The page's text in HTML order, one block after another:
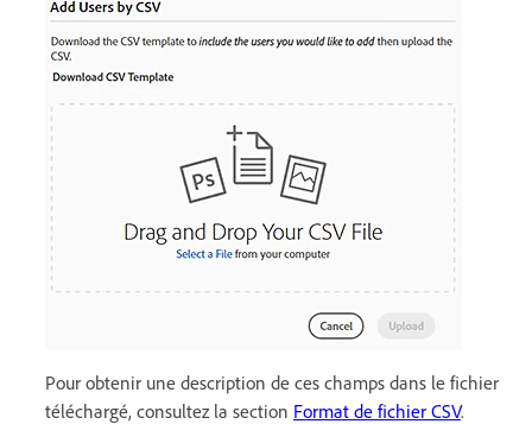
Pour obtenir une description de ces champs dans le fichier
téléchargé, consultez la section Format de fichier CSV.